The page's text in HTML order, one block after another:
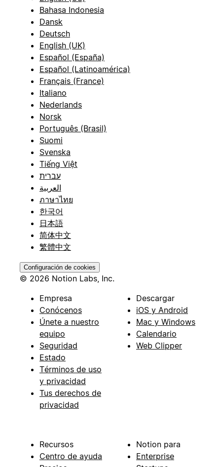
Bahasa Indonesia
Dansk
Deutsch
English (UK)
Español (España)
Español (Latinoamérica)
Français (France)
Italiano
Nederlands
Norsk
Português (Brasil)
Suomi
Svenska
Tiếng Việt
עברית
العربية
ภาษาไทย
한국어
日本語
简体中文
繁體中文
Configuración de cookies
© 2026 Notion Labs, Inc.
Empresa
Conócenos
Únete a nuestro
equipo
Seguridad
Estado
Términos de uso
y privacidad
Tus derechos de
privacidad
Descargar
iOS y Android
Mac y Windows
Calendario
Web Clipper
Recursos
Centro de ayuda
Notion para
Enterprise